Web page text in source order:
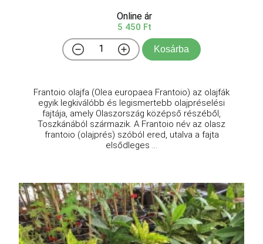
Online ár
5 450 Ft
Kosárba
Frantoio olajfa (Olea europaea Frantoio) az olajfák
egyik legkiválóbb és legismertebb olajpréselési
fajtája, amely Olaszország középső részéből,
Toszkánából származik. A Frantoio név az olasz
frantoio (olajprés) szóból ered, utalva a fajta
elsődleges ...